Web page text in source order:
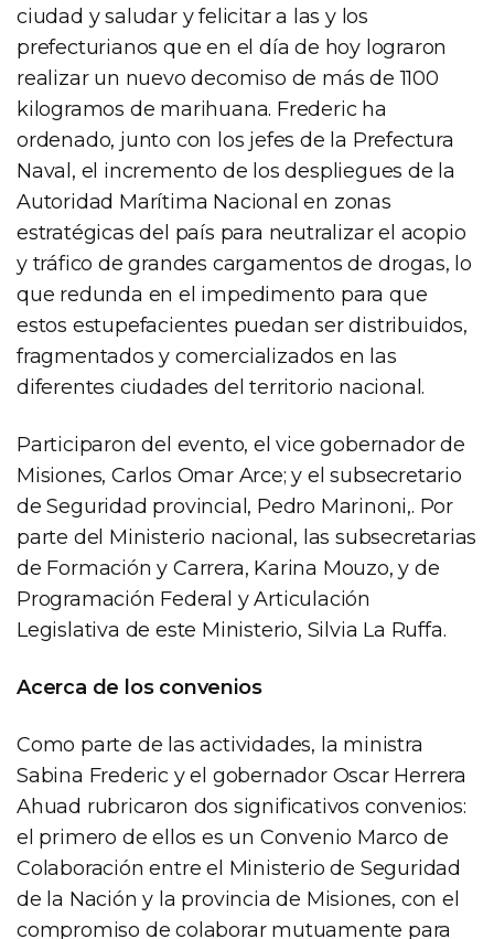
ciudad y saludar y felicitar a las y los
prefecturianos que en el día de hoy lograron
realizar un nuevo decomiso de más de 1100
kilogramos de marihuana. Frederic ha
ordenado, junto con los jefes de la Prefectura
Naval, el incremento de los despliegues de la
Autoridad Marítima Nacional en zonas
estratégicas del país para neutralizar el acopio
y tráfico de grandes cargamentos de drogas, lo
que redunda en el impedimento para que
estos estupefacientes puedan ser distribuidos,
fragmentados y comercializados en las
diferentes ciudades del territorio nacional.
Participaron del evento, el vice gobernador de
Misiones, Carlos Omar Arce; y el subsecretario
de Seguridad provincial, Pedro Marinoni,. Por
parte del Ministerio nacional, las subsecretarias
de Formación y Carrera, Karina Mouzo, y de
Programación Federal y Articulación
Legislativa de este Ministerio, Silvia La Ruffa.
Acerca de los convenios
Como parte de las actividades, la ministra
Sabina Frederic y el gobernador Oscar Herrera
Ahuad rubricaron dos significativos convenios:
el primero de ellos es un Convenio Marco de
Colaboración entre el Ministerio de Seguridad
de la Nación y la provincia de Misiones, con el
compromiso de colaborar mutuamente para